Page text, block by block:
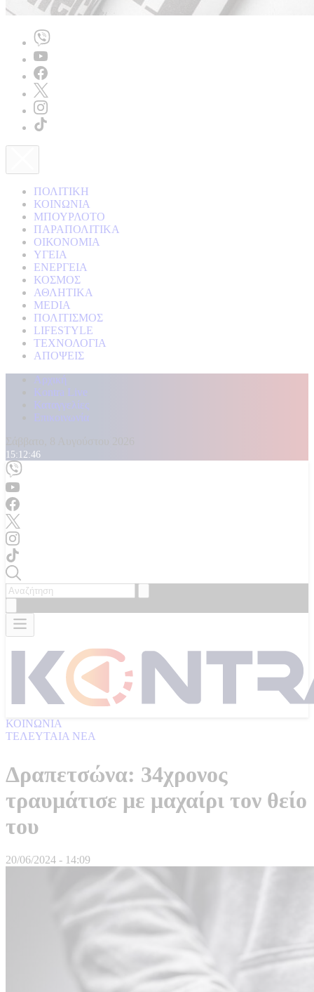
ΠΟΛΙΤΙΚΗ
ΚΟΙΝΩΝΙΑ
ΜΠΟΥΡΛΟΤΟ
ΠΑΡΑΠΟΛΙΤΙΚΑ
ΟΙΚΟΝΟΜΙΑ
ΥΓΕΙΑ
ΕΝΕΡΓΕΙΑ
ΚΟΣΜΟΣ
ΑΘΛΗΤΙΚΑ
MEDIA
ΠΟΛΙΤΙΣΜΟΣ
LIFESTYLE
ΤΕΧΝΟΛΟΓΙΑ
ΑΠΟΨΕΙΣ
Αρχική
Kontra Live
Καταγγελίες
Επικοινωνία
15:12:48
ΚΟΙΝΩΝΙΑ
ΤΕΛΕΥΤΑΙΑ ΝΕΑ
Δραπετσώνα: 34χρονος
τραυμάτισε με μαχαίρι τον θείο
του
20/06/2024 - 14:09